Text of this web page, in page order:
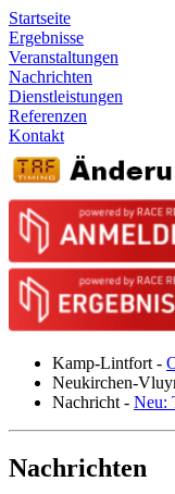
Startseite
Ergebnisse
Veranstaltungen
Nachrichten
Dienstleistungen
Referenzen
Kontakt
Kamp-Lintfort -
Neukirchen-
Nachricht - Neu:
Nachrichten